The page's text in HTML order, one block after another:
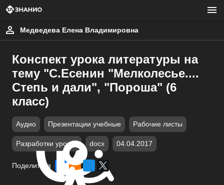
Медведева Елена Владимировна
Конспект урока литературы на
тему "С.Есенин "Мелколесье....
Степь и дали", "Пороша" (6
класс)
Аудио Презентации учебные Рабочие листы
Разработки уроков docx 04.04.2017
Поделиться